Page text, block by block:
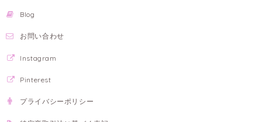
Blog
お問い合わせ
Instagram
Pinterest
プライバシーポリシー